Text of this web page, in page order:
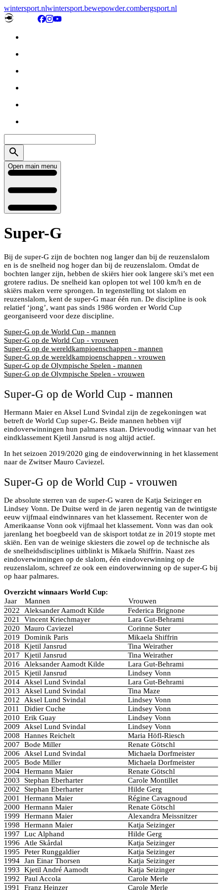
wintersport.nlwintersport.bewepowder.combergsport.nl
Open main menu
Super-G
Bij de super-G zijn de bochten nog langer dan bij de reuzenslalom
en is de snelheid nog hoger dan bij de reuzenslalom. Omdat de
bochten langer zijn, hebben de skiërs hier ook langere ski’s met een
grotere radius. De snelheid kan oplopen tot wel 100 km/h en de
skiërs maken verre sprongen. In tegenstelling tot slalom en
reuzenslalom, kent de super-G maar één run. De discipline is ook
relatief ‘jong’, want pas sinds 1986 worden er World Cup
georganiseerd voor deze discipline.
Super-G op de World Cup - mannen
Super-G op de World Cup - vrouwen
Super-G op de wereldkampioenschappen - mannen
Super-G op de wereldkampioenschappen - vrouwen
Super-G op de Olympische Spelen - mannen
Super-G op de Olympische Spelen - vrouwen
Super-G op de World Cup - mannen
Hermann Maier en Aksel Lund Svindal zijn de zegekoningen wat
betreft de World Cup super-G. Beide mannen hebben vijf
eindoverwinningen hun palmares staan. Drievoudig winnaar van het
eindklassement Kjetil Jansrud is nog altijd actief.
In het seizoen 2019/2020 ging de eindoverwinning in het klassement
naar de Zwitser Mauro Caviezel.
Super-G op de World Cup - vrouwen
De absolute sterren van de super-G waren de Katja Seizinger en
Lindsey Vonn. De Duitse werd in de jaren negentig van de twintigste
eeuw vijfmaal eindwinnares van het klassement. Recenter won de
Amerikaanse Vonn ook vijfmaal het klassement. Vonn was dan ook
jarenlang het boegbeeld van de skisport totdat ze in 2019 stopte met
skiën. Een van de weinige skiesters die zowel op de technische als
de snelheidsdisciplines uitblinkt is Mikaela Shiffrin. Naast zes
eindoverwinningen op de slalom, één eindoverwinning op de
reuzenslalom, schreef ze ook een eindoverwinning op de super-G bij
op haar palmares.
Overzicht winnaars World Cup:
Jaar
Mannen
Vrouwen
2022
Aleksander Aamodt Kilde
Federica Brignone
2021
Vincent Kriechmayer
Lara Gut-Behrami
2020
Mauro Caviezel
Corinne Suter
2019
Dominik Paris
Mikaela Shiffrin
2018
Kjetil Jansrud
Tina Weirather
2017
Kjetil Jansrud
Tina Weirather
2016
Aleksander Aamodt Kilde
Lara Gut-Behrami
2015
Kjetil Jansrud
Lindsey Vonn
2014
Aksel Lund Svindal
Lara Gut-Behrami
2013
Aksel Lund Svindal
Tina Maze
2012
Aksel Lund Svindal
Lindsey Vonn
2011
Didier Cuche
Lindsey Vonn
2010
Erik Guay
Lindsey Vonn
2009
Aksel Lund Svindal
Lindsey Vonn
2008
Hannes Reichelt
Maria Höfl-Riesch
2007
Bode Miller
Renate Götschl
2006
Aksel Lund Svindal
Michaela Dorfmeister
2005
Bode Miller
Michaela Dorfmeister
2004 Hermann Maier
Renate Götschl
2003
Stephan Eberharter
Carole Montillet
2002
Stephan Eberharter
Hilde Gerg
2001
Hermann Maier
Régine Cavagnoud
2000
Hermann Maier
Renate Götschl
1999
Hermann Maier
Alexandra Meissnitzer
1998
Hermann Maier
Katja Seizinger
1997
Luc Alphand
Hilde Gerg
1996
Atle Skårdal
Katja Seizinger
1995
Peter Runggaldier
Katja Seizinger
1994 Jan Einar Thorsen
Katja Seizinger
1993
Kjetil André Aamodt
Katja Seizinger
1992
Paul Accola
Carole Merle
1991
Franz Heinzer Carole Merle